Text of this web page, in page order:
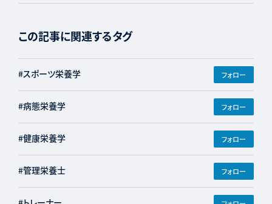
この記事に関連するタグ
#スポーツ栄養学 フォロー
#病態栄養学 フォロー
#健康栄養学 フォロー
#管理栄養士 フォロー